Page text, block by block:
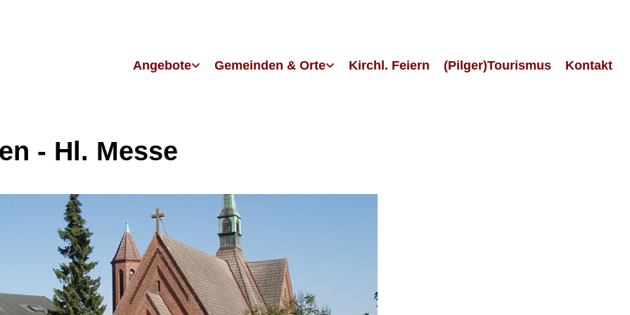
Angebote Gemeinden & Orte Kirchl. Feiern (Pilger)Tourismus Kontakt
- Hl. Messe